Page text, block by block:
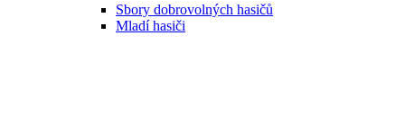
Sbory dobrovolných hasičů
Mladí hasiči